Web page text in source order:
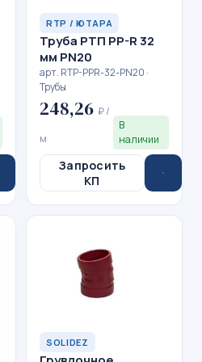
RTP / ЮТАРА
Труба РТП PP-R 32
мм PN20
арт. RTP-PPR-32-PN20 ·
Трубы
248,26 ₽ /
м
В
наличии
Запросить
КП
SOLIDEZ